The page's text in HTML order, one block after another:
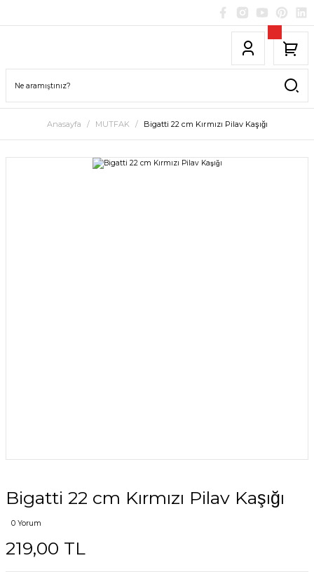
Anasayfa MUTFAK Bigatti 22 cm Kırmızı Pilav Kaşığı
Bigatti 22 cm Kırmızı Pilav Kaşığı
0 Yorum
219,00 TL